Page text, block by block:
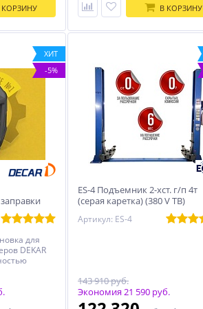
КОРЗИНУ В КОРЗИНУ
ХИТ
-5%
для
DEKAR
ES-4 Подъемник 2-хст. г/п 4т
(серая каретка) (380 V ТВ)
Артикул: ES-4
143 910 руб.
Экономия 21 590 руб.